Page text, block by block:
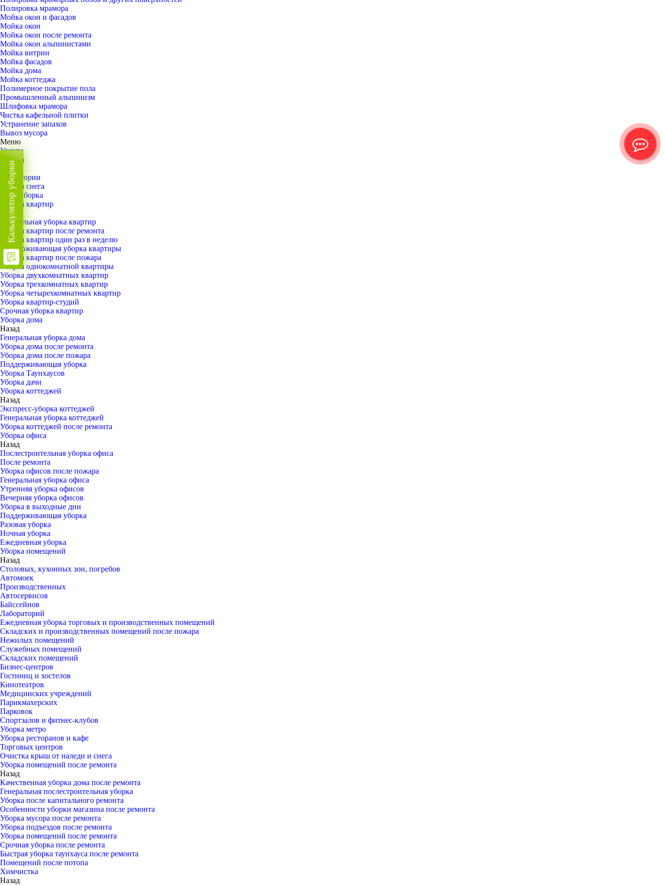
Полировка мрамора
Мойка окон и фасадов
Мойка окон
Мойка окон после ремонта
Мойка окон альпинистами
Мойка витрин
Мойка фасадов
Мойка дома
Мойка коттеджа
Полимерное покрытие пола
Промышленный альпинизм
Шлифовка мрамора
Чистка кафельной плитки
Устранение запахов
Вывоз мусора
Меню
Услуги
Уборка
Назад
Территории
Уборка снега
ВИП-уборка
Уборка квартир
Назад
Генеральная уборка квартир
Уборка квартир после ремонта
Уборка квартир один раз в неделю
Поддерживающая уборка квартиры
Уборка квартир после пожара
Уборка однокомнатной квартиры
Уборка двухкомнатных квартир
Уборка трехкомнатных квартир
Уборка четырехкомнатных квартир
Уборка квартир-студий
Срочная уборка квартир
Уборка дома
Назад
Генеральная уборка дома
Уборка дома после ремонта
Уборка дома после пожара
Поддерживающая уборка
Уборка Таунхаусов
Уборка дачи
Уборка коттеджей
Назад
Экспресс-уборка коттеджей
Генеральная уборка коттеджей
Уборка коттеджей после ремонта
Уборка офиса
Назад
Послестроительная уборка офиса
После ремонта
Уборка офисов после пожара
Генеральная уборка офиса
Утренняя уборка офисов
Вечерняя уборка офисов
Уборка в выходные дни
Поддерживающая уборка
Разовая уборка
Ночная уборка
Ежедневная уборка
Уборка помещений
Назад
Столовых, кухонных зон, погребов
Автомоек
Производственных
Автосервисов
Байссейнов
Лабораторий
Ежедневная уборка торговых и производственных помещений
Складских и производственных помещений после пожара
Нежилых помещений
Служебных помещений
Складских помещений
Бизнес-центров
Гостиниц и хостелов
Кинотеатров
Медицинских учреждений
Парикмахерских
Парковок
Спортзалов и фитнес-клубов
Уборка метро
Уборка ресторанов и кафе
Торговых центров
Очистка крыш от наледи и снега
Уборка помещений после ремонта
Назад
Качественная уборка дома после ремонта
Генеральная послестроительная уборка
Уборка после капитального ремонта
Особенности уборки магазина после ремонта
Уборка мусора после ремонта
Уборка подъездов после ремонта
Уборка помещений после ремонта
Срочная уборка после ремонта
Быстрая уборка таунхауса после ремонта
Помещений после потопа
Химчистка
Назад
Калькулятор уборки